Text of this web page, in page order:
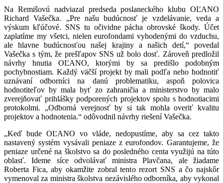
Na Remišovú nadviazal predseda poslaneckého klubu OĽANO
Richard Vašečka. „Pre našu budúcnosť je vzdelávanie, veda a
výskum kľúčové. SNS tu očividne pácha obrovské škody. Účet
zaplatíme my všetci, nielen eurofondami vyhodenými do vzduchu,
ale hlavne budúcnosťou našej krajiny a našich detí,“ povedal
Vašečka s tým, že prešľapov SNS už bolo dosť. Zároveň predložil
návrhy hnutia OĽANO, ktorými by sa predišlo podobným
pochybnostiam. Každý väčší projekt by mali podľa neho hodnotiť
uznávaní odborníci na danú problematiku, aspoň polovica
hodnotiteľov by mala byť zo zahraničia a ministerstvo by malo
zverejňovať prihlášky podporených projektov spolu s hodnotiacimi
protokolmi. „Odborná verejnosť by si tak mohla overiť kvalitu
projektov a hodnotenia.“ odôvodnil návrhy riešení Vašečka.
„Keď bude OĽANO vo vláde, nedopustíme, aby sa cez takto
nastavený systém vysávali peniaze z eurofondov. Garantujeme, že
peniaze určené na školstvo sa do posledného centa využijú na túto
oblasť. Ideme síce odvolávať ministra Plavčana, ale žiadame
Roberta Fica, aby okamžite zobral tento rezort SNS a čo najskôr
vymenoval za ministra školstva nezávislého odborníka, aby vykonal